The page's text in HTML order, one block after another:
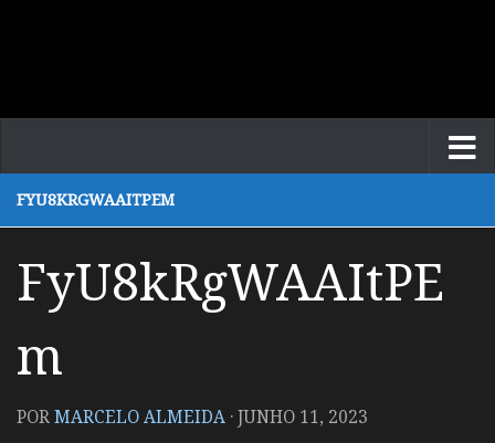
FYU8KRGWAAITPEM
FyU8kRgWAAItPE
m
PORMARCELO ALMEIDA ·JUNHO 11, 2023